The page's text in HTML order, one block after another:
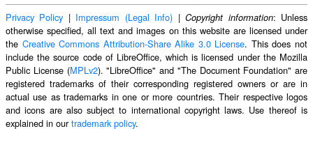
Privacy Policy | Impressum (Legal Info) |Copyright information: Unless
otherwise specified, all text and images on this website are licensed under
the Creative Commons Attribution-Share Alike 3.0 License. This does not
include the source code of LibreOffice, which is licensed under the Mozilla
Public License (MPLv2). "LibreOffice" and "The Document Foundation" are
registered trademarks of their corresponding registered owners or are in
actual use as trademarks in one or more countries. Their respective logos
and icons are also subject to international copyright laws. Use thereof is
explained in ourtrademark policy.